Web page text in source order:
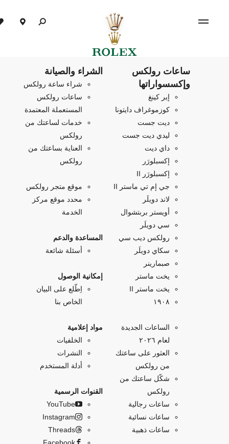
ساعات رولكس
وإكسسواراتها
إير كينغ
كوزموغراف دايتونا
ديت جست
ليدي ديت جست
داي ديت
إكسبلورَر
إكسبلورَر II
جي إم تي ماستر II
لاند دويلَر
أويستر بربتشوال
سي دويلَر
رولكس ديب سي
سكاي دويلَر
صبمارينر
يخت ماستر
يخت ماستر II
۱۹۰۸
الساعات الجديدة
لعام ٢٠٢٦
العثور على ساعتك
من رولكس
شكّل ساعتك من
رولكس
ساعات رجالية
ساعات نسائية
ساعات ذهبية
الشراء والصيانة
شراء ساعة رولكس
ساعات رولكس
المستعملة المعتمدة
خدمات لساعتك من
رولكس
العناية بساعتك من
رولكس
موقع متجر رولكس
محدد موقع مركز
الخدمة
المساعدة والدعم
أسئلة شائعة
إمكانية الوصول
اِطّلع على البيان
الخاص بنا
مواد إعلامية
الخلفيات
النشرات
أدلة المستخدم
القنوات الرسمية
YouTube
Instagram
Threads